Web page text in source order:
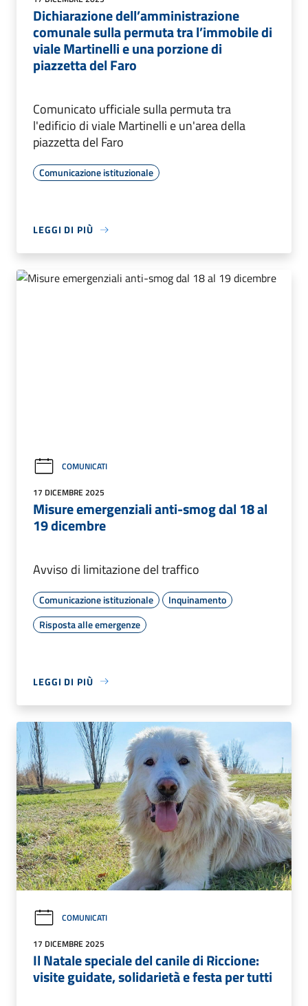
Dichiarazione dell’amministrazione
comunale sulla permuta tra l’immobile di
viale Martinelli e una porzione di
piazzetta del Faro
Comunicato ufficiale sulla permuta tra
l'edificio di viale Martinelli e un'area della
piazzetta del Faro
Comunicazione istituzionale
LEGGI DI PIÙ
COMUNICATI
17 DICEMBRE 2025
Misure emergenziali anti-smog dal 18 al
19 dicembre
Avviso di limitazione del traffico
Comunicazione istituzionale
Inquinamento
Risposta alle emergenze
LEGGI DI PIÙ
COMUNICATI
17 DICEMBRE 2025
Il Natale speciale del canile di Riccione:
visite guidate, solidarietà e festa per tutti